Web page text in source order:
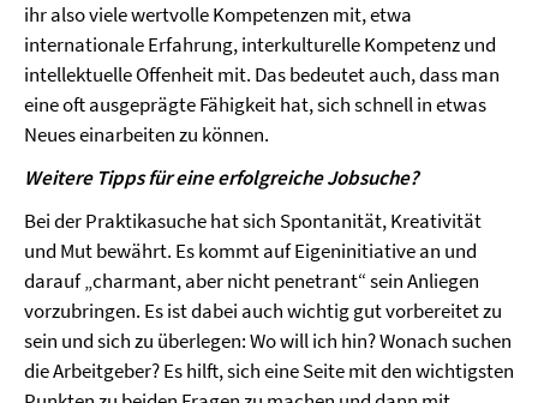
ihr also viele wertvolle Kompetenzen mit, etwa
internationale Erfahrung, interkulturelle Kompetenz und
intellektuelle Offenheit mit. Das bedeutet auch, dass man
eine oft ausgeprägte Fähigkeit hat, sich schnell in etwas
Neues einarbeiten zu können.
Weitere Tipps für eine erfolgreiche Jobsuche?
Bei der Praktikasuche hat sich Spontanität, Kreativität
und Mut bewährt. Es kommt auf Eigeninitiative an und
darauf „charmant, aber nicht penetrant“ sein Anliegen
vorzubringen. Es ist dabei auch wichtig gut vorbereitet zu
sein und sich zu überlegen: Wo will ich hin? Wonach suchen
die Arbeitgeber? Es hilft, sich eine Seite mit den wichtigsten